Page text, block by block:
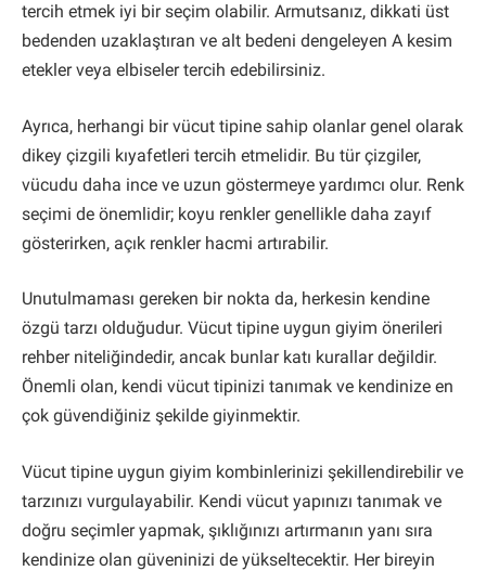
tercih etmek iyi bir seçim olabilir. Armutsanız, dikkati üst
bedenden uzaklaştıran ve alt bedeni dengeleyen A kesim
etekler veya elbiseler tercih edebilirsiniz.
Ayrıca, herhangi bir vücut tipine sahip olanlar genel olarak
dikey çizgili kıyafetleri tercih etmelidir. Bu tür çizgiler,
vücudu daha ince ve uzun göstermeye yardımcı olur. Renk
seçimi de önemlidir; koyu renkler genellikle daha zayıf
gösterirken, açık renkler hacmi artırabilir.
Unutulmaması gereken bir nokta da, herkesin kendine
özgü tarzı olduğudur. Vücut tipine uygun giyim önerileri
rehber niteliğindedir, ancak bunlar katı kurallar değildir.
Önemli olan, kendi vücut tipinizi tanımak ve kendinize en
çok güvendiğiniz şekilde giyinmektir.
Vücut tipine uygun giyim kombinlerinizi şekillendirebilir ve
tarzınızı vurgulayabilir. Kendi vücut yapınızı tanımak ve
doğru seçimler yapmak, şıklığınızı artırmanın yanı sıra
kendinize olan güveninizi de yükseltecektir. Her bireyin